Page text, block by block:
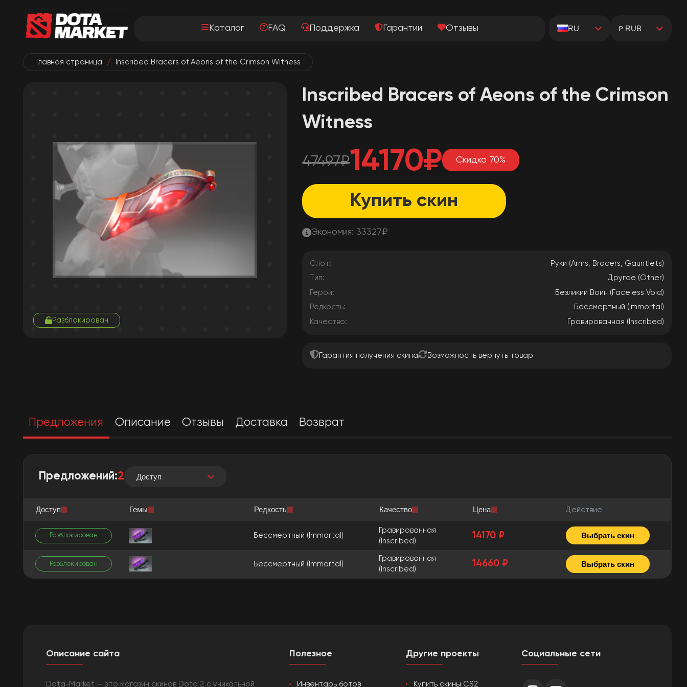
Каталог FAQ Поддержка Гарантии Отзывы RU ₽ RUB
Главная страница / Inscribed Bracers of Aeons of the Crimson Witness
Разблокирован
Inscribed Bracers of Aeons of the Crimson
Witness
47497₽14170₽ Скидка 70%
Купить скин
Экономия: 33327₽
Слот:
Руки (Arms, Bracers, Gauntlets)
Тип:
Другое (Other)
Герой:
Безликий Воин (Faceless Void)
Редкость:
Бессмертный (Immortal)
Качество:
Гравированная (Inscribed)
Гарантия получения скина Возможность вернуть товар
Предложения Описание Отзывы Доставка Возврат
Предложений:2 Доступ
Доступ Гемы Редкость Качество Цена Действие
Разблокирован Бессмертный (Immortal)
Гравированная
(Inscribed)
14170 ₽ Выбрать скин
Разблокирован Бессмертный (Immortal)
Гравированная
(Inscribed)
14660 ₽ Выбрать скин
Описание сайта
Dota-Market — это магазин скинов Dota 2 с уникальной
Полезное
Инвентарь ботов
Другие проекты
Купить скины CS2
Социальные сети